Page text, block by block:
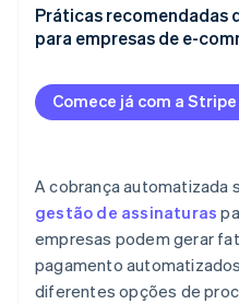
Conformidade fiscal
Processos internos
Falhas nos pagamentos
Fadiga de assinaturas e
Integração
Segurança e
Contestações e
Práticas recomendadas
para empresas de e-
Comece já com a Stripe
A cobrança automatizada
gestão de assinaturas
empresas podem gerar
pagamento
diferentes opções de